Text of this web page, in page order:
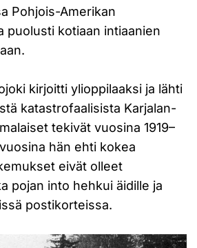
Pohjois-Amerikan
puolusti kotiaan intiaanien
kirjoitti ylioppilaaksi ja lähti
katastrofaalisista Karjalan-
tekivät vuosina 1919–
hän ehti kokea
eivät olleet
pojan into hehkui äidille ja
postikorteissa.